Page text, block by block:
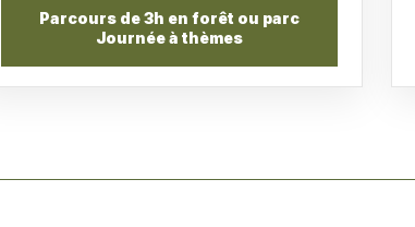
Parcours de 3h en forêt ou parc
Journée à thèmes